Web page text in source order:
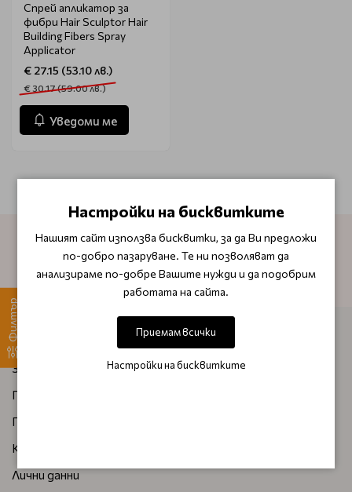
Филтър
Спрей апликатор за
фибри Hair Sculptor Hair
Building Fibers Spray
Applicator
€ 27.15 (53.10 лв.)
€ 30.17 (59.00 лв.)
Уведоми ме
АБОНИРАЙТЕ СЕ ЗА НАШИЯ БЮЛЕТИН
ИНФОРМАЦИЯ
За нас
Плащане и доставка
Правила и условия за бонус точки
Как да поръчам
Лични данни
Настройки на бисквитките
Нашият сайт използва бисквитки, за да Ви предложи
по-добро пазаруване. Те ни позволяват да
анализираме по-добре Вашите нужди и да подобрим
работата на сайта.
Приемам всички
Настройки на бисквитките